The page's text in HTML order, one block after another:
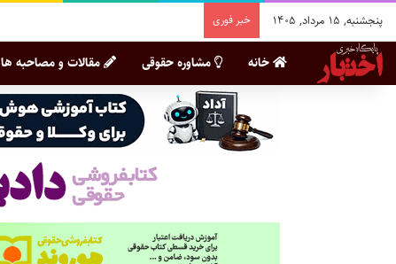
پنجشنبه, ۱۵ مرداد, ۱۴۰۵ خبر فوری
خانه مشاوره حقوقی مقالات و مصاحبه ها